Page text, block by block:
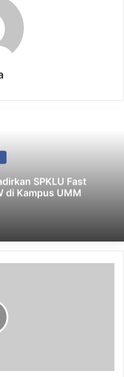
terasa di antara para
momen
menyambut kapal saat
selama minimal
dijadwalkan pada 15
RI Ke-81, Ratusan ASN
Pemkot Galakkan
Hindarkan
SPKLU Fast
di Kampus UMM